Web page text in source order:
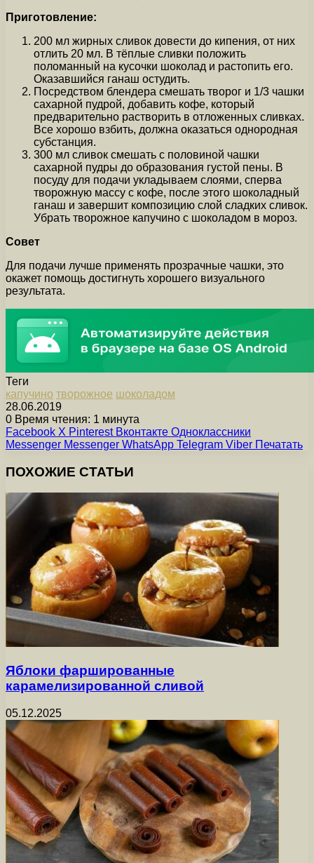
Приготовление:
200 мл жирных сливок довести до кипения, от них
отлить 20 мл. В тёплые сливки положить
поломанный на кусочки шоколад и растопить его.
Оказавшийся ганаш остудить.
Посредством блендера смешать творог и 1/3 чашки
сахарной пудрой, добавить кофе, который
предварительно растворить в отложенных сливках.
Все хорошо взбить, должна оказаться однородная
субстанция.
300 мл сливок смешать с половиной чашки
сахарной пудры до образования густой пены. В
посуду для подачи укладываем слоями, сперва
творожную массу с кофе, после этого шоколадный
ганаш и завершит композицию слой сладких сливок.
Убрать творожное капучино с шоколадом в мороз.
Совет
Для подачи лучше применять прозрачные чашки, это
окажет помощь достигнуть хорошего визуального
результата.
Теги
капучино творожное шоколадом
28.06.2019
0 Время чтения: 1 минута
Facebook X Pinterest Вконтакте Одноклассники
Messenger Messenger WhatsApp Telegram Viber Печатать
ПОХОЖИЕ СТАТЬИ
Яблоки фаршированные
карамелизированной сливой
05.12.2025